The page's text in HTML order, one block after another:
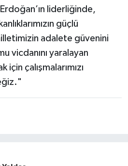
liderliğinde,
güçlü
adalete güvenini
vicdanını yaralayan
için çalışmalarımızı